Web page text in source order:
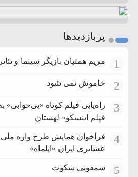
پربازدیدها
1 مریم همتیان بازیگر سینما و
2 خاموش نمی شود
3
راه‌یابی فیلم کوتاه «بی‌خوابی»
فیلم اینسکو» لهستان
4
فراخوان همایش طرح واره ملی
عشایری ایران «ایلماه»
5 سمفونی سکوت